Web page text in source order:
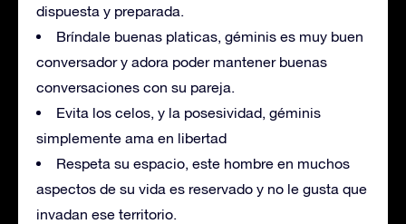
dispuesta y preparada.
Bríndale buenas platicas, géminis es muy buen
conversador y adora poder mantener buenas
conversaciones con su pareja.
Evita los celos, y la posesividad, géminis
simplemente ama en libertad
Respeta su espacio, este hombre en muchos
aspectos de su vida es reservado y no le gusta que
invadan ese territorio.